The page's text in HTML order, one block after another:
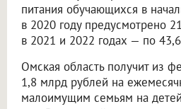
питания обучающихся в
в 2020 году предусмотрено
в 2021 и 2022 годах — по
Омская область получит из
1,8 млрд рублей на
малоимущим семьям на